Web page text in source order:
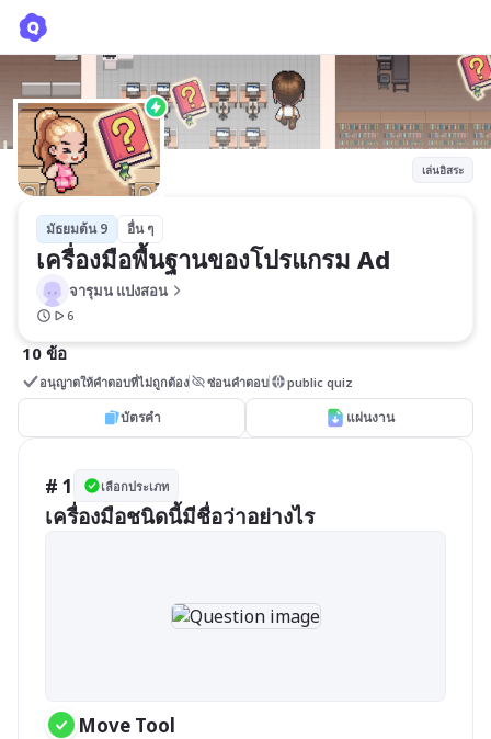
เล่นอิสระ
มัธยมต้น 9 อื่น ๆ
เครื่องมือพื้นฐานของโปรแกรม Ad
จารุมน แปงสอน
6
10 ข้อ
อนุญาตให้คำตอบที่ไม่ถูกต้อง ซ่อนคำตอบ public quiz
บัตรคำ แผ่นงาน
# 1 เลือกประเภท
เครื่องมือชนิดนี้มีชื่อว่าอย่างไร
Move Tool